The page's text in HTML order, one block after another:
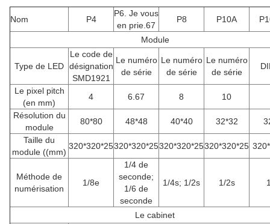
Nom P4
P6. Je vous
en prie.67
P8 P10A
Module
Type de LED
Le code de
désignation
SMD1921
Le numéro
de série
Le numéro
de série
Le numéro
de série
Le pixel pitch
(en mm)
4 6.67 8 10
Résolution du
module
80*80 48*48 40*40 32*32
Taille du
module ((mm)
320*320*25320*320*25320*320*25320*320*25
Méthode de
numérisation
1/8e
1/4 de
seconde;
1/6 de
seconde
1/4s; 1/2s 1/2s
Le cabinet